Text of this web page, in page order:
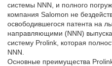
системы NNN, и полного
компания Salomon не
освободившегося патента на
направляющими (NNN)
систему Prolink, которая
NNN.
Основные преимущества